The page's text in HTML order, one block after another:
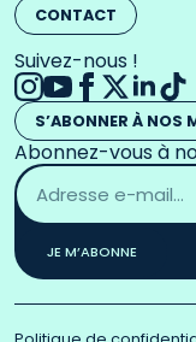
CONTACT
Suivez-nous !
S’ABONNER À NOS
Abonnez-vous à
Adresse
email
*
JE M’ABONNE